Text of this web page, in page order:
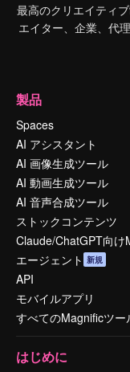
最高のクリエイティ
エイター、企業、代
製品
Spaces
AI アシスタント
AI 画像生成ツール
AI 動画生成ツール
AI 音声合成ツール
ストックコンテンツ
Claude/ChatGPT向け
エージェント 新規
API
モバイルアプリ
すべてのMagnificツー
はじめに